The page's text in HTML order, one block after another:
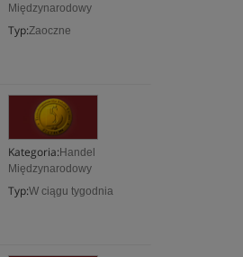
Międzynarodowy
Typ:Zaoczne
Kategoria: Handel
Międzynarodowy
Typ:W ciągu tygodnia